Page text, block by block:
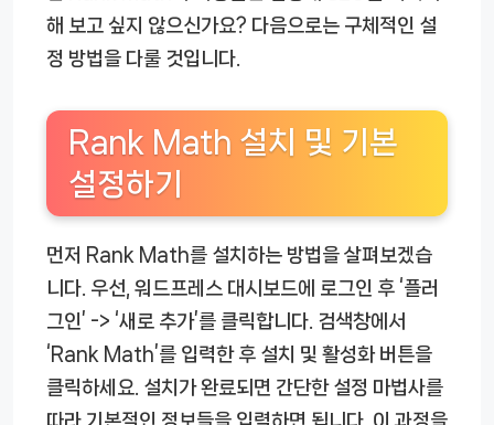
해 보고 싶지 않으신가요? 다음으로는 구체적인 설
정 방법을 다룰 것입니다.
Rank Math 설치 및 기본
설정하기
먼저 Rank Math를 설치하는 방법을 살펴보겠습
니다. 우선, 워드프레스 대시보드에 로그인 후 ‘플러
그인’ -> ‘새로 추가’를 클릭합니다. 검색창에서
‘Rank Math’를 입력한 후 설치 및 활성화 버튼을
클릭하세요. 설치가 완료되면 간단한 설정 마법사를
따라 기본적인 정보들을 입력하면 됩니다. 이 과정을